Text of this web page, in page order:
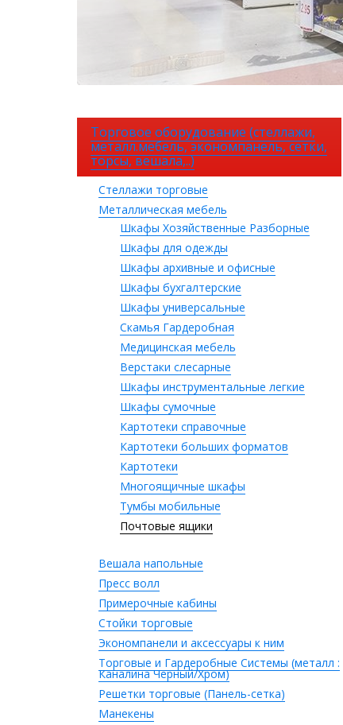
Торговое оборудование (стеллажи,
металл.мебель, экономпанель, сетки,
торсы, вешала,..)
Стеллажи торговые
Металлическая мебель
Шкафы Хозяйственные Разборные
Шкафы для одежды
Шкафы архивные и офисные
Шкафы бухгалтерские
Шкафы универсальные
Скамья Гардеробная
Медицинская мебель
Верстаки слесарные
Шкафы инструментальные легкие
Шкафы сумочные
Картотеки справочные
Картотеки больших форматов
Картотеки
Многоящичные шкафы
Тумбы мобильные
Почтовые ящики
Вешала напольные
Пресс волл
Примерочные кабины
Стойки торговые
Экономпанели и аксессуары к ним
Торговые и Гардеробные Системы (металл :
Каналина Черный/Хром)
Решетки торговые (Панель-сетка)
Манекены